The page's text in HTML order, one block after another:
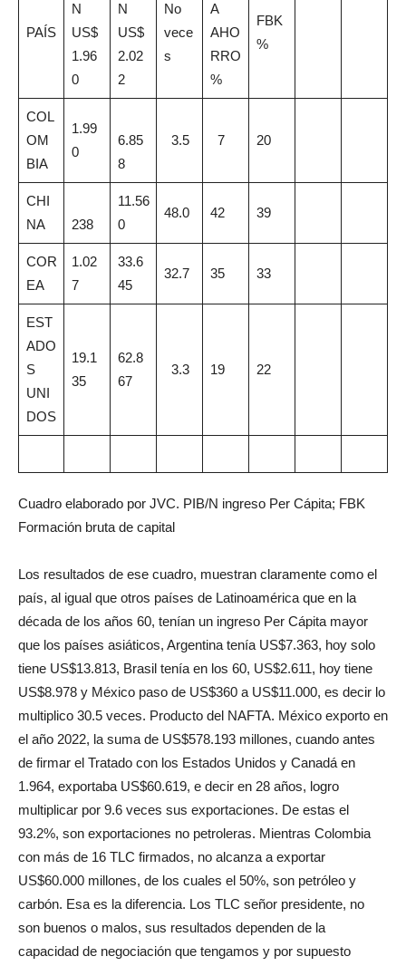
PAÍS
N
US$
1.96
0
N
US$
2.02
2
No
vece
s
A
AHO
RRO
%
FBK
%
COL
OM
BIA
1.99
0
6.85
8
3.5 7 20
CHI
NA
238
11.56
0
48.0 42 39
COR
EA
1.02
7
33.6
45
32.7 35 33
EST
ADO
S
UNI
DOS
19.1
35
62.8
67
3.3 19 22
Cuadro elaborado por JVC. PIB/N ingreso Per Cápita; FBK
Formación bruta de capital
Los resultados de ese cuadro, muestran claramente como el
país, al igual que otros países de Latinoamérica que en la
década de los años 60, tenían un ingreso Per Cápita mayor
que los países asiáticos, Argentina tenía US$7.363, hoy solo
tiene US$13.813, Brasil tenía en los 60, US$2.611, hoy tiene
US$8.978 y México paso de US$360 a US$11.000, es decir lo
multiplico 30.5 veces. Producto del NAFTA. México exporto en
el año 2022, la suma de US$578.193 millones, cuando antes
de firmar el Tratado con los Estados Unidos y Canadá en
1.964, exportaba US$60.619, e decir en 28 años, logro
multiplicar por 9.6 veces sus exportaciones. De estas el
93.2%, son exportaciones no petroleras. Mientras Colombia
con más de 16 TLC firmados, no alcanza a exportar
US$60.000 millones, de los cuales el 50%, son petróleo y
carbón. Esa es la diferencia. Los TLC señor presidente, no
son buenos o malos, sus resultados dependen de la
capacidad de negociación que tengamos y por supuesto